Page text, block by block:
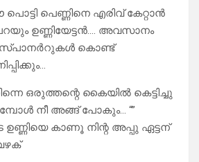
പെണ്ണിനെ എരിവ് കേറ്റാൻ
ഉണ്ണിയേട്ടൻ…. അവസാനം
സ്പാനർറുകൾ കൊണ്ട്
ഒരുത്തന്റെ കൈയിൽ കെട്ടിച്ചു
നീ അങ്ങ് പോകും… “”
കാണൂ നിന്റ അപ്പു ഏട്ടന്
വഴക്